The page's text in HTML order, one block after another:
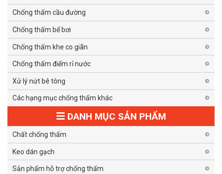
Chống thấm cầu đường
Chống thấm bể bơi
Chống thấm khe co giãn
Chống thấm điểm rỉ nước
Xử lý nứt bê tông
Các hạng mục chống thấm khác
DANH MỤC SẢN PHẨM
Chất chống thấm
Keo dán gạch
Sản phẩm hỗ trợ chống thấm